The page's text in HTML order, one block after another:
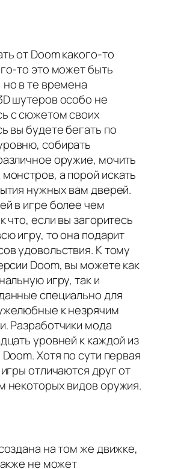
от Doom какого-то
то это может быть
в те времена
шутеров особо не
с сюжетом своих
вы будете бегать по
собирать
оружие, мочить
а порой искать
нужных вам дверей.
в игре более чем
что, если вы загоритесь
игру, то она подарит
удовольствия. К тому
Doom, вы можете как
игру, так и
специально для
к незрячим
Разработчики мода
уровней к каждой из
Хотя по сути первая
отличаются друг от
некоторых видов оружия.
на том же движке,
не может